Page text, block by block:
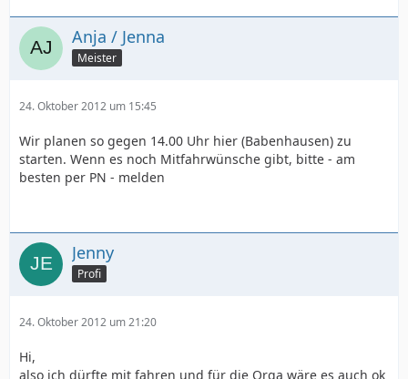
Anja / Jenna
Meister
24. Oktober 2012 um 15:45
Wir planen so gegen 14.00 Uhr hier (Babenhausen) zu
starten. Wenn es noch Mitfahrwünsche gibt, bitte - am
besten per PN - melden
Jenny
Profi
24. Oktober 2012 um 21:20
Hi,
also ich dürfte mit fahren und für die Orga wäre es auch ok